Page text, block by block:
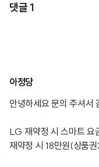
댓글 1
아정당
안녕하세요 문의 주셔서
LG 재약정 시 스마트 요
재약정 시 18만원(상품